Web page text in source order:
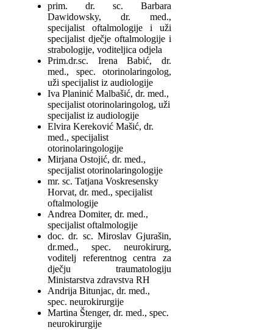
prim. dr. sc. Barbara
Dawidowsky, dr. med.,
specijalist oftalmologije i uži
specijalist dječje oftalmologije i
strabologije, voditeljica odjela
Prim.dr.sc. Irena Babić, dr.
med., spec. otorinolaringolog,
uži specijalist iz audiologije
Iva Planinić Malbašić, dr. med.,
specijalist otorinolaringolog, uži
specijalist iz audiologije
Elvira Kereković Mašić, dr.
med., specijalist
otorinolaringologije
Mirjana Ostojić, dr. med.,
specijalist otorinolaringologije
mr. sc. Tatjana Voskresensky
Horvat, dr. med., specijalist
oftalmologije
Andrea Domiter, dr. med.,
specijalist oftalmologije
doc. dr. sc. Miroslav Gjurašin,
dr.med., spec. neurokirurg,
voditelj referentnog centra za
dječju traumatologiju
Ministarstva zdravstva RH
Andrija Bitunjac, dr. med.,
spec. neurokirurgije
Martina Štenger, dr. med., spec.
neurokirurgije